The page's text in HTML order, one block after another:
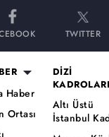
TWITTER
Haber
Ortası
DİZİ
Altı Üstü
İstanbul